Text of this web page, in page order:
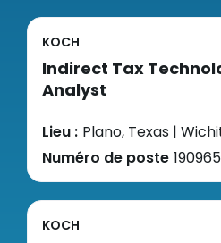
KOCH
Indirect Tax
Analyst
Lieu : Plano, Texas |
Numéro de poste 190965
KOCH